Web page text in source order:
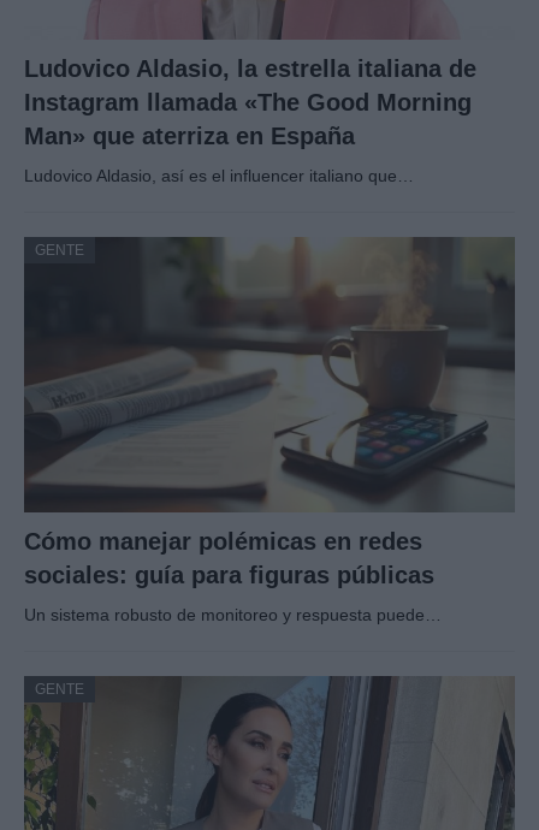
Ludovico Aldasio, la estrella italiana de
Instagram llamada «The Good Morning
Man» que aterriza en España
Ludovico Aldasio, así es el influencer italiano que…
GENTE
Cómo manejar polémicas en redes
sociales: guía para figuras públicas
Un sistema robusto de monitoreo y respuesta puede…
GENTE